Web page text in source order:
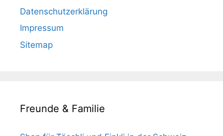
Datenschutzerklärung
Impressum
Sitemap
Freunde & Familie